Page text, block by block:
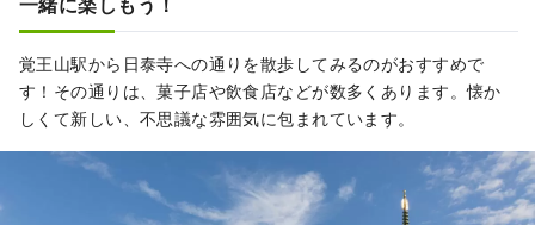
一緒に楽しもう！
覚王山駅から日泰寺への通りを散歩してみるのがおすすめで
す！その通りは、菓子店や飲食店などが数多くあります。懐か
しくて新しい、不思議な雰囲気に包まれています。